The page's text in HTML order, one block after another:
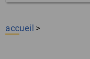
accueil >